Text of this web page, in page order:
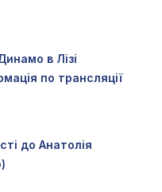
в Лізі
по трансляції
до Анатолія